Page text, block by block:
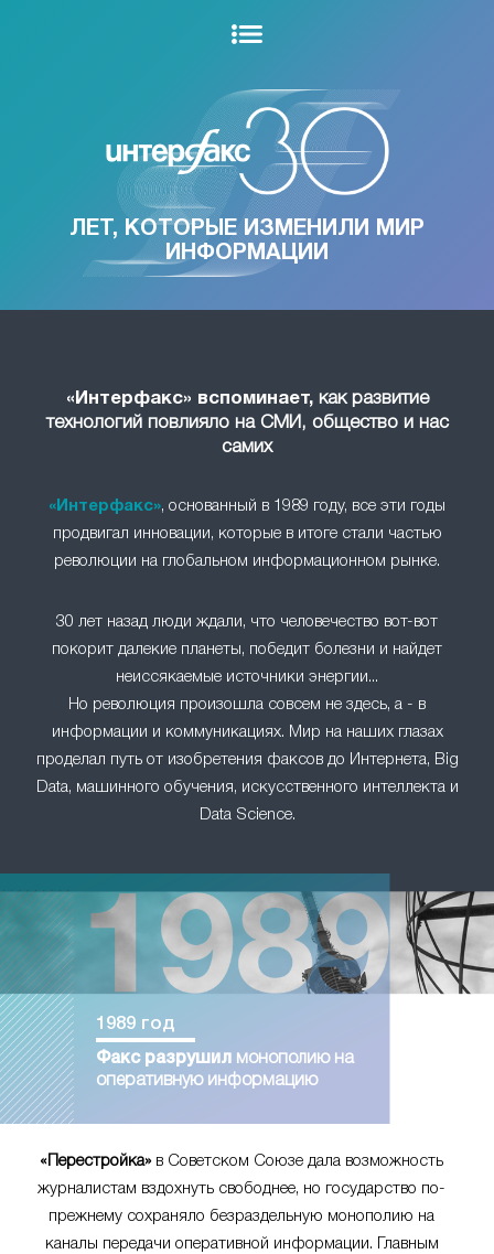
ЛЕТ, КОТОРЫЕ ИЗМЕНИЛИ МИР
ИНФОРМАЦИИ
«Интерфакс» вспоминает,как развитие
технологий повлияло на СМИ, общество и нас
самих
«Интерфакс», основанный в 1989 году, все эти годы
продвигал инновации, которые в итоге стали частью
революции на глобальном информационном рынке.
30 лет назад люди ждали, что человечество вот-вот
покорит далекие планеты, победит болезни и найдет
неиссякаемые источники энергии...
Но революция произошла совсем не здесь, а - в
информации и коммуникациях. Мир на наших глазах
проделал путь от изобретения факсов до Интернета, Big
Data, машинного обучения, искусственного интеллекта и
Data Science.
1989 год
Факс разрушил
монополию на
оперативную информацию
«Перестройка»в Советском Союзе дала возможность
журналистам вздохнуть свободнее, но государство по-
прежнему сохраняло безраздельную монополию на
каналы передачи оперативной информации. Главным